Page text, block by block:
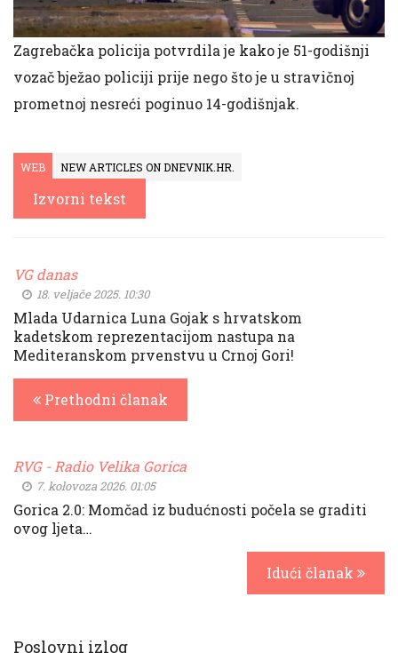
Zagrebačka policija potvrdila je kako je 51-godišnji
vozač bježao policiji prije nego što je u stravičnoj
prometnoj nesreći poginuo 14-godišnjak.
WEB NEW ARTICLES ON DNEVNIK.HR.
Izvorni tekst
VG danas
18. veljače 2025. 10:30
Mlada Udarnica Luna Gojak s hrvatskom
kadetskom reprezentacijom nastupa na
Mediteranskom prvenstvu u Crnoj Gori!
Prethodni članak
RVG - Radio Velika Gorica
7. kolovoza 2026. 01:05
Gorica 2.0: Momčad iz budućnosti počela se graditi
ovog ljeta…
Idući članak
Poslovni izlog